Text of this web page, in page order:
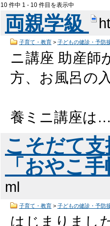
10 件中 1 - 10 件目を表示中
両親学級
子育て・教育> 子どもの健診・予防
ニ講座 助産師
方、お風呂
養ミニ講座は
こそだて
「おやこ
ml
子育て・教育> 子どもの健診・予防
はじまりまし